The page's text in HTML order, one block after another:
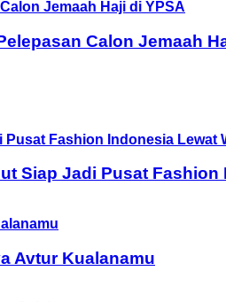
Calon Jemaah
Siap Jadi Pusat Fashion
Avtur Kualanamu